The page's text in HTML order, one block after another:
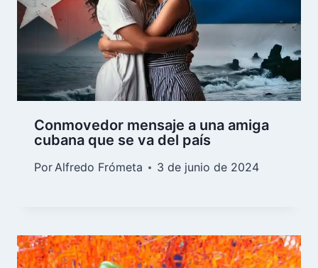
Conmovedor mensaje a una amiga
cubana que se va del país
PorAlfredo Frómeta 3 de junio de 2024